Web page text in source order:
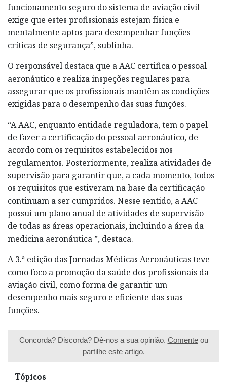
funcionamento seguro do sistema de aviação civil
exige que estes profissionais estejam física e
mentalmente aptos para desempenhar funções
críticas de segurança”, sublinha.
O responsável destaca que a AAC certifica o pessoal
aeronáutico e realiza inspeções regulares para
assegurar que os profissionais mantêm as condições
exigidas para o desempenho das suas funções.
“A AAC, enquanto entidade reguladora, tem o papel
de fazer a certificação do pessoal aeronáutico, de
acordo com os requisitos estabelecidos nos
regulamentos. Posteriormente, realiza atividades de
supervisão para garantir que, a cada momento, todos
os requisitos que estiveram na base da certificação
continuam a ser cumpridos. Nesse sentido, a AAC
possui um plano anual de atividades de supervisão
de todas as áreas operacionais, incluindo a área da
medicina aeronáutica ”, destaca.
A 3.ª edição das Jornadas Médicas Aeronáuticas teve
como foco a promoção da saúde dos profissionais da
aviação civil, como forma de garantir um
desempenho mais seguro e eficiente das suas
funções.
Concorda? Discorda? Dê-nos a sua opinião. Comenteou
partilhe este artigo.
Tópicos